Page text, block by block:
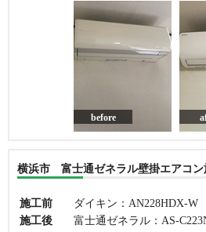
before
横浜市 富士通ゼネラル壁掛エアコン
施工前
ダイキン：AN228HDX-W
施工後
富士通ゼネラル：AS-